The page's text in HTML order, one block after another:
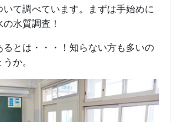
いて調べています。まずは手始めに
水質調査！
るとは・・・！知らない方も多いの
か。